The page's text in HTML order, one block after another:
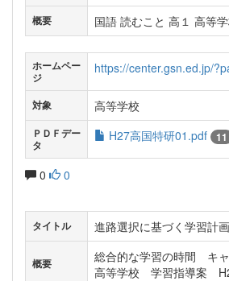
概要 国語 読むこと 高１ 高等
ホームペー
ジ
https://center.gsn.ed.jp/
対象 高等学校
ＰＤＦデー
タ
H27高国特研01.pdf 11
0 0
タイトル 進路選択に基づく学習計
概要
総合的な学習の時間 キ
高等学校 学習指導案